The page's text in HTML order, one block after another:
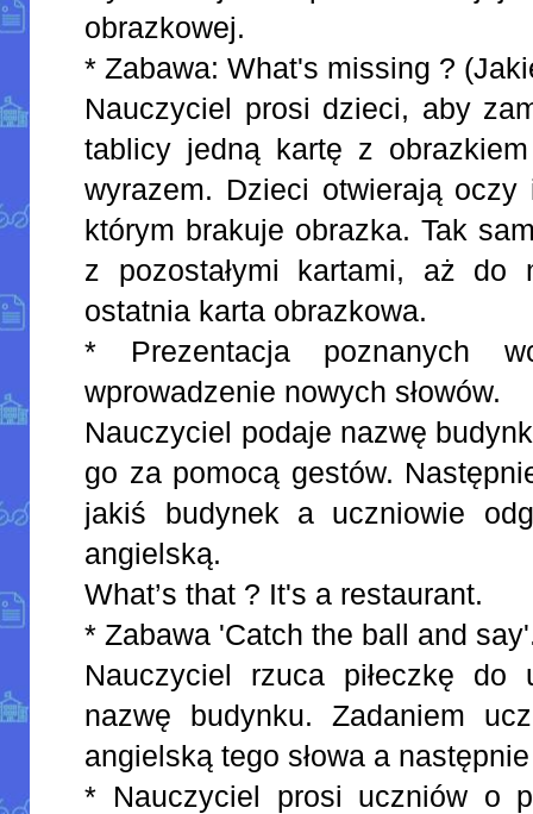
obrazkowej.
* Zabawa: What's missing ?
Nauczyciel prosi dzieci, aby
tablicy jedną kartę z
wyrazem. Dzieci otwierają oczy
którym brakuje obrazka. Tak
z pozostałymi kartami, aż do
ostatnia karta obrazkowa.
* Prezentacja poznanych
wprowadzenie nowych słowów.
Nauczyciel podaje nazwę
go za pomocą gestów.
jakiś budynek a uczniowie
angielską.
What’s that ? It's a restaurant.
* Zabawa 'Catch the ball and
Nauczyciel rzuca piłeczkę do
nazwę budynku. Zadaniem
angielską tego słowa a
* Nauczyciel prosi uczniów o